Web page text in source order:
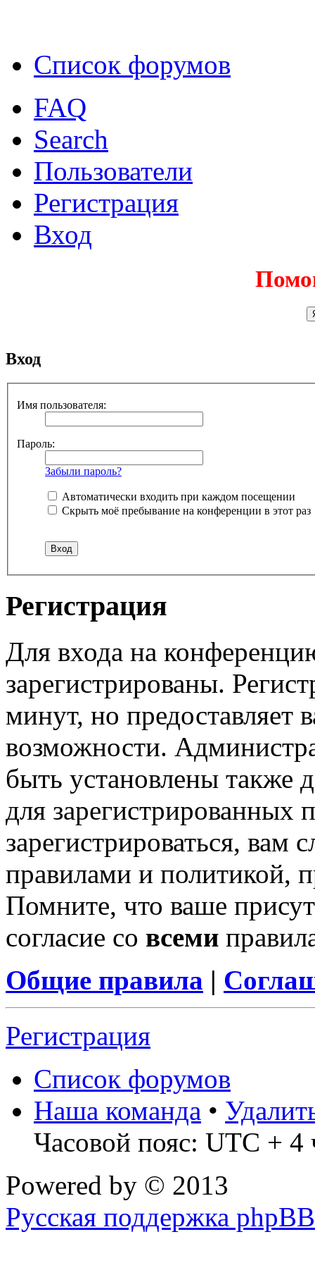
Список форумов
FAQ
Search
Пользователи
Регистрация
Вход
Вход
Имя пользователя:
Пароль:
Забыли пароль?
Автоматически входить при каждом посещении
Скрыть моё пребывание на конференции в этот раз
Регистрация
Для входа на
зарегистрированы.
минут, но предоставляет
возможности.
быть установлены также
для зарегистрированных
зарегистрироваться, вам
правилами и политикой,
Помните, что ваше
согласие со всеми
Общие правила |
Регистрация
Список форумов
Наша команда •
Часовой пояс: UTC + 4
Powered by © 2013
Русская поддержка phpBB